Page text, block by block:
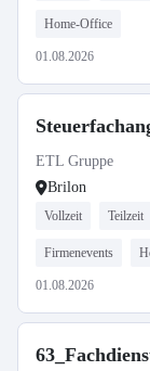
Home-Office
01.08.2026
ETL Gruppe
Brilon
Vollzeit Teilzeit
Firmenevents
01.08.2026